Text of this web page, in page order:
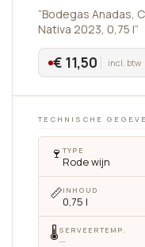
“Bodegas Anadas,
Nativa 2023, 0,75 l”
€ 11,50 incl. btw
TECHNISCHE
🍷 TYPE
Rode wijn
📏INHOUD
0,75 l
🌡SERVEERTEMP.
—